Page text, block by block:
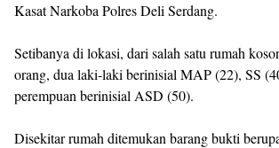
Kasat Narkoba Polres Deli Serdang.
Setibanya di lokasi, dari salah satu rumah
orang, dua laki-laki berinisial MAP (22), SS
perempuan berinisial ASD (50).
Disekitar rumah ditemukan barang bukti